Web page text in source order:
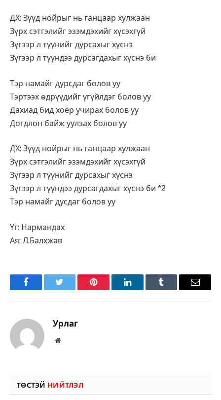
ДХ: Зүүд нойрыг нь ганцаар хулжаан
Зүрх сэтгэлийг эзэмдэхийг хүсэхгүй
Зүгээр л түүнийг дурсахыг хүснэ
Зүгээр л түүндээ дурсагдахыг хүснэ би
Тэр намайг дурсдаг болов уу
Тэртээх өдрүүдийг үгүйлдэг болов уу
Дахиад бид хоёр учирах болов уу
Догдлон байж уулзах болов уу
ДХ: Зүүд нойрыг нь ганцаар хулжаан
Зүрх сэтгэлийг эзэмдэхийг хүсэхгүй
Зүгээр л түүнийг дурсахыг хүснэ
Зүгээр л түүндээ дурсагдахыг хүснэ би *2
Тэр намайг дусдаг болов уу
Үг: Нармандах
Ая: Л.Балхжав
FacebookTwitter Pinterest LinkedInTumblr Имэйл
Урлаг
Вэбсайт
ТӨСТЭЙ НИЙТЛЭЛ